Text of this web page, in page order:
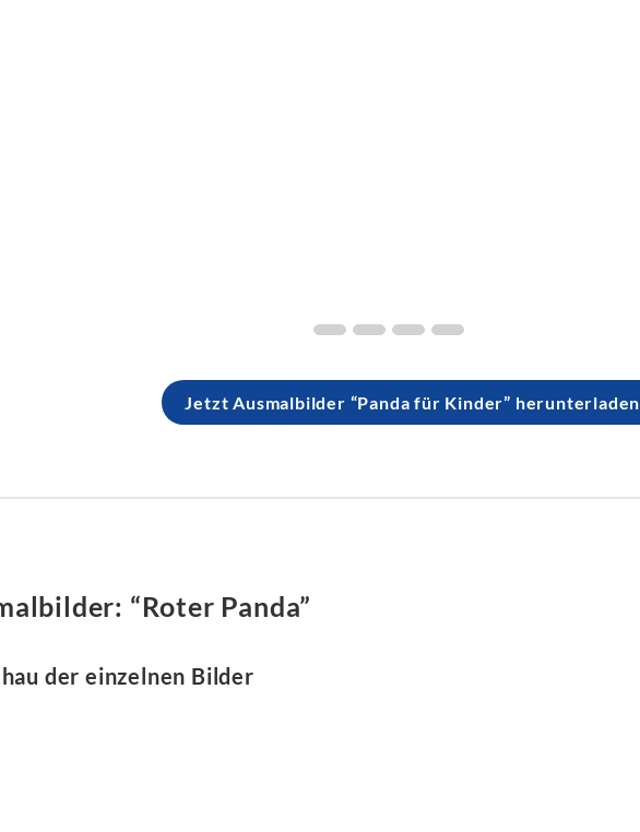
Jetzt Ausmalbilder “Panda für Kinder” herunterladen
“Roter Panda”
der einzelnen Bilder